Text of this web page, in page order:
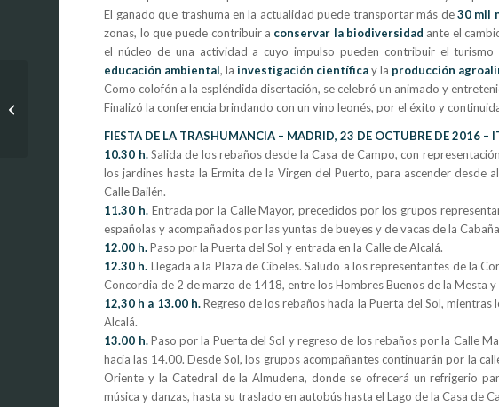
El ganado que trashuma en la actualidad puede transportar más de30 mil
zonas, lo que puede contribuir a conservar la biodiversidad ante el
el núcleo de una actividad a cuyo impulso pueden contribuir el
educación ambiental, lainvestigación científicay la producción
Como colofón a la espléndida disertación, se celebró un animado y
Finalizó la conferencia brindando con un vino leonés, por el éxito y
FIESTA DE LA TRASHUMANCIA – MADRID, 23 DE OCTUBRE DE 2016 –
10.30 h.Salida de los rebaños desde la Casa de Campo, con
los jardines hasta la Ermita de la Virgen del Puerto, para ascender desde
Calle Bailén.
11.30 h.Entrada por la Calle Mayor, precedidos por los grupos
españolas y acompañados por las yuntas de bueyes y de vacas de la
12.00 h.Paso por la Puerta del Sol y entrada en la Calle de Alcalá.
12.30 h. Llegada a la Plaza de Cibeles. Saludo a los representantes de la
Concordia de 2 de marzo de 1418, entre los Hombres Buenos de la Mesta
12,30 h a 13.00 h.Regreso de los rebaños hacia la Puerta del Sol,
Alcalá.
13.00 h.Paso por la Puerta del Sol y regreso de los rebaños por la Calle
hacia las 14.00. Desde Sol, los grupos acompañantes continuarán por la
Oriente y la Catedral de la Almudena, donde se ofrecerá un refrigerio
música y danzas, hasta su traslado en autobús hasta el Lago de la Casa de
Huelva, Capital
Española de la